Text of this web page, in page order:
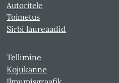
Autoritele
Toimetus
Sirbi laureaadid
Tellimine
Kojukanne